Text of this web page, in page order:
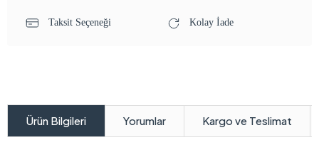
Taksit Seçeneği Kolay İade
Ürün Bilgileri Yorumlar Kargo ve Teslimat